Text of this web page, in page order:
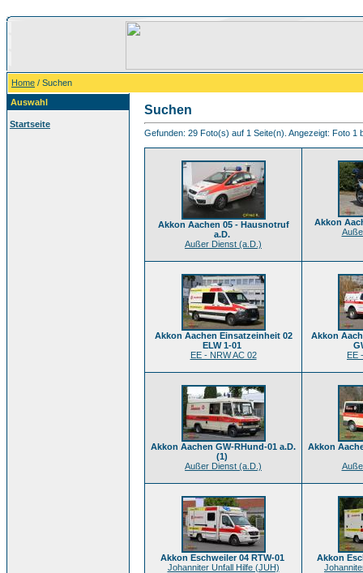
Home / Suchen
Auswahl
Startseite
Suchen
Gefunden: 29 Foto(s) auf 1 Seite(n). Angezeigt: Foto 1
Akkon Aachen 05 - Hausnotruf
a.D.
Außer Dienst (a.D.)
Akkon
Akkon Aachen Einsatzeinheit 02
ELW 1-01
EE - NRW AC 02
Akkon
EE
Akkon Aachen GW-RHund-01 a.D.
(1)
Außer Dienst (a.D.)
Akkon
Akkon Eschweiler 04 RTW-01
Johanniter Unfall Hilfe (JUH)
Akkon